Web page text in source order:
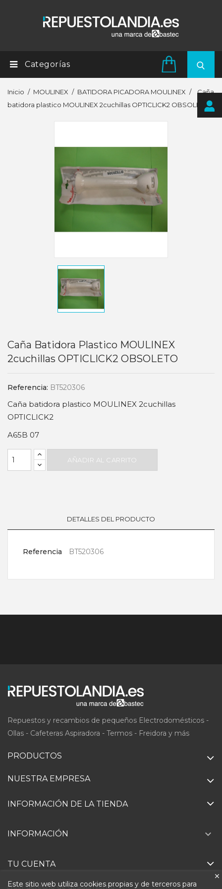
Categorías
Inicio MOULINEX BATIDORA PICADORA MOULINEX
Caña
batidora plastico MOULINEX 2cuchillas OPTICLICK2 OBSOLETO
Caña Batidora Plastico MOULINEX
2cuchillas OPTICLICK2 OBSOLETO
Referencia: BT520306
Caña batidora plastico MOULINEX 2cuchillas
OPTICLICK2
A65B 07
AÑADIR AL CARRITO
DETALLES DEL PRODUCTO
Referencia BT520306
Repuestos y recambios de pequeños Electrodomésticos -
Ollas - Cafeteras Aspiradora - Termos - Freidora y más
PRODUCTOS
NUESTRA EMPRESA
INFORMACIÓN DE LA TIENDA
Este sitio web utiliza cookies propias y de terceros para
INFORMACIÓN 
TU CUENTA
Ejercer derecho de desistimiento